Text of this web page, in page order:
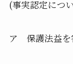
(事実認定につい
ア 保護法益を